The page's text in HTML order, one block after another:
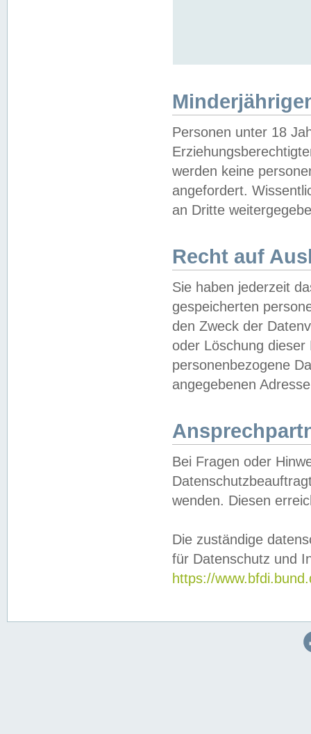
Personen unter 18
werden keine
angefordert.
an Dritte
Recht auf
Sie haben jederzeit
gespeicherten
den Zweck der
oder Löschung
personenbezogene
angegebenen
Bei Fragen oder
wenden. Diesen
Die zuständige
für Datenschutz und
https://